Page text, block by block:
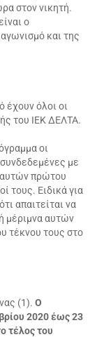
στον νικητή.
ο
και της
όλοι οι
του ΙΕΚ ΔΕΛΤΑ.
οι
με
αυτών πρώτου
τους. Ειδικά για
απαιτείται να
μέριμνα αυτών
τέκνου τους στο
(1). Ο
2020 έως 23
τέλος του